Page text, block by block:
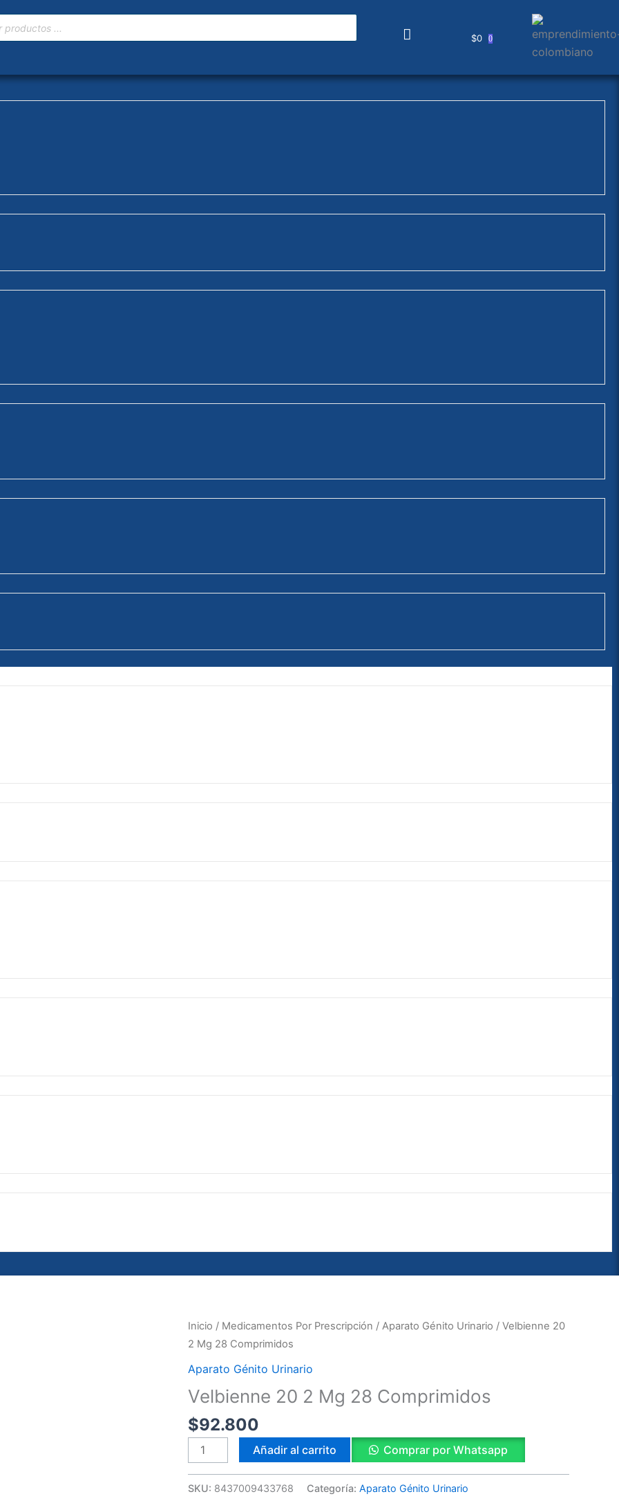
$0 0
Inicio / Medicamentos Por Prescripción / Aparato Génito Urinario / Velbienne 20
2 Mg 28 Comprimidos
Aparato Génito Urinario
Velbienne 20 2 Mg 28 Comprimidos
$92.800
Velbienne
20
2
Mg
28
Comprimidos
cantidad
Añadir al carrito
Comprar por Whatsapp
SKU: 8437009433768 Categoría: Aparato Génito Urinario